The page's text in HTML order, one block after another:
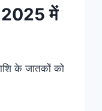
2025 में
के जातकों को